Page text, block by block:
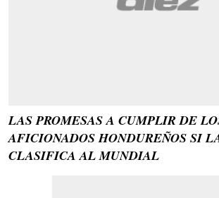
LAS PROMESAS A CUMPLIR DE
AFICIONADOS HONDUREÑOS SI
CLASIFICA AL MUNDIAL